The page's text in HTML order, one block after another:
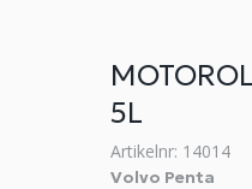
5L
Artikelnr: 14014
Volvo Penta